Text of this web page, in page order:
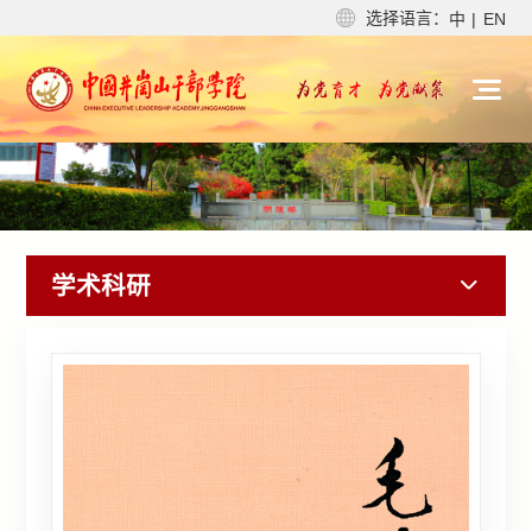
选择语言： 中 | EN
学术科研